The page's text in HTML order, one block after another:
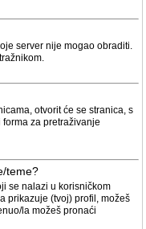
server nije mogao obraditi.
otvorit će se stranica, s
za pretraživanje
teme?
se nalazi u korisničkom
prikazuje (tvoj) profil, možeš
la možeš pronaći